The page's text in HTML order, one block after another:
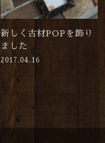
新しく古材POPを飾り
ました
2017.04.16